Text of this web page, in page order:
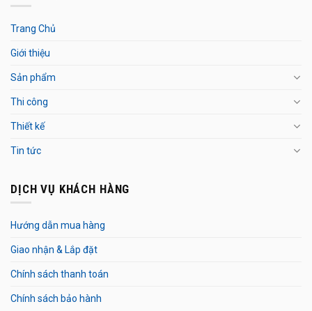
Trang Chủ
Giới thiệu
Sản phẩm
Thi công
Thiết kế
Tin tức
DỊCH VỤ KHÁCH HÀNG
Hướng dẫn mua hàng
Giao nhận & Lắp đặt
Chính sách thanh toán
Chính sách bảo hành